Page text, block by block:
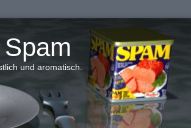
und aromatisch.